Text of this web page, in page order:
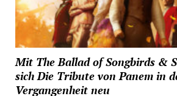
Mit The Ballad of Songbirds &
sich Die Tribute von Panem in
Vergangenheit neu